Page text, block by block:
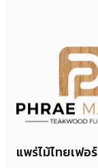
แพร่ไม้ไทยเฟอ